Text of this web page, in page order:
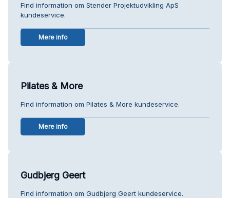
Find information om Stender Projektudvikling ApS
kundeservice.
Mere info
Pilates & More
Find information om Pilates & More kundeservice.
Mere info
Gudbjerg Geert
Find information om Gudbjerg Geert kundeservice.